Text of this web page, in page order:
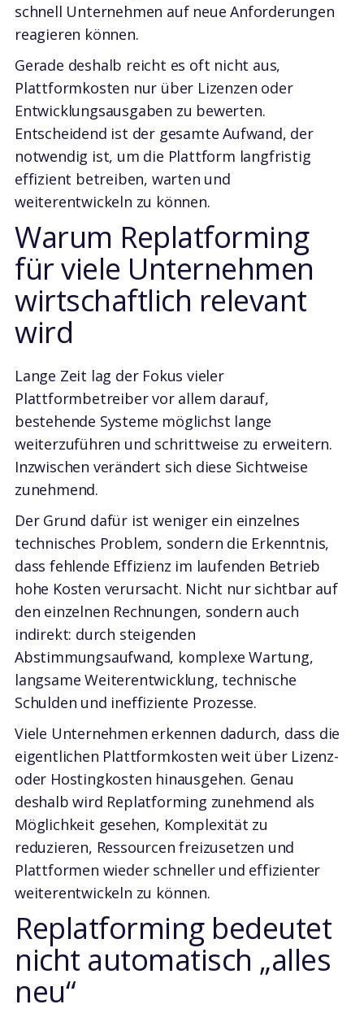
schnell Unternehmen auf neue Anforderungen
reagieren können.
Gerade deshalb reicht es oft nicht aus,
Plattformkosten nur über Lizenzen oder
Entwicklungsausgaben zu bewerten.
Entscheidend ist der gesamte Aufwand, der
notwendig ist, um die Plattform langfristig
effizient betreiben, warten und
weiterentwickeln zu können.
Warum Replatforming
für viele Unternehmen
wirtschaftlich relevant
wird
Lange Zeit lag der Fokus vieler
Plattformbetreiber vor allem darauf,
bestehende Systeme möglichst lange
weiterzuführen und schrittweise zu erweitern.
Inzwischen verändert sich diese Sichtweise
zunehmend.
Der Grund dafür ist weniger ein einzelnes
technisches Problem, sondern die Erkenntnis,
dass fehlende Effizienz im laufenden Betrieb
hohe Kosten verursacht. Nicht nur sichtbar auf
den einzelnen Rechnungen, sondern auch
indirekt: durch steigenden
Abstimmungsaufwand, komplexe Wartung,
langsame Weiterentwicklung, technische
Schulden und ineffiziente Prozesse.
Viele Unternehmen erkennen dadurch, dass die
eigentlichen Plattformkosten weit über Lizenz-
oder Hostingkosten hinausgehen. Genau
deshalb wird Replatforming zunehmend als
Möglichkeit gesehen, Komplexität zu
reduzieren, Ressourcen freizusetzen und
Plattformen wieder schneller und effizienter
weiterentwickeln zu können.
Replatforming bedeutet
nicht automatisch „alles
neu“